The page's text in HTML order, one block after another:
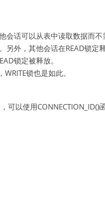
话可以从表中读取数据而不
外，其他会话在READ锁定
锁定被释放。
锁也是如此。
以使用CONNECTION_ID()